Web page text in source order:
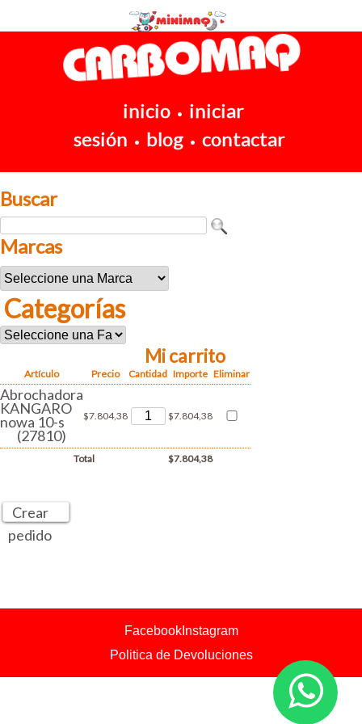
inicio • iniciar
sesión • blog • contactar
Buscar
Marcas
Categorías
Mi carrito
Artículo Precio Cantidad Importe Eliminar
Abrochadora
KANGARO
nowa 10-s
(27810)
$7.804,38 $7.804,38
Total $7.804,38
Crear
pedido
FacebookInstagram
Politica de Devoluciones